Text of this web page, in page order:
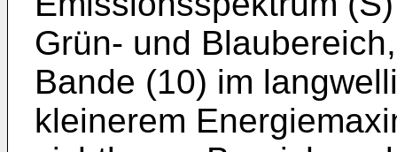
Grün- und
Bande (10) im
kleinerem